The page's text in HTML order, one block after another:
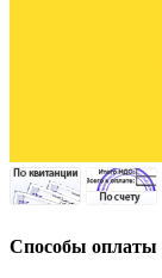
Способы оплаты